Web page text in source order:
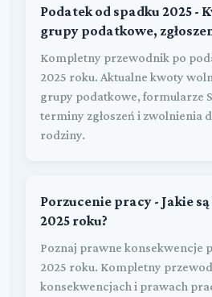
Podatek od spadku 2025 -
grupy podatkowe,
Kompletny przewodnik po
2025 roku. Aktualne kwoty
grupy podatkowe, formularze
terminy zgłoszeń i zwolnienia
rodziny.
Porzucenie pracy - Jakie
2025 roku?
Poznaj prawne konsekwencje
2025 roku. Kompletny
konsekwencjach i prawach